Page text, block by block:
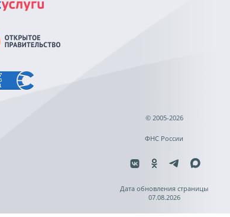
© 2005-2026
ФНС России
Дата обновления страницы
07.08.2026